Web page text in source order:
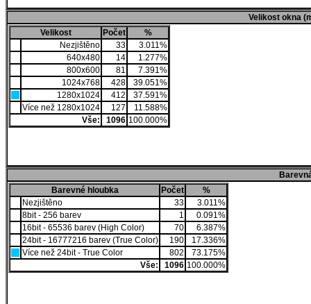
Velikost okna
Velikost
Počet
%
Nezjištěno
33
3.011%
640x480
14
1.277%
800x600
81
7.391%
1024x768
428
39.051%
1280x1024
412
37.591%
Více než 1280x1024
127
11.588%
Vše:
1096 100.000%
Barevné hloubka
Počet
%
Nezjištěno
33
3.011%
8bit - 256 barev
1
0.091%
16bit - 65536 barev (High Color)
70
6.387%
24bit - 16777216 barev (True Color)
190
17.336%
Více než 24bit - True Color
802
73.175%
Vše:
1096 100.000%